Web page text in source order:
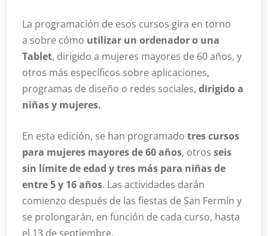
La programación de esos cursos gira en torno
a sobre cómo utilizar un ordenador o una
Tablet, dirigido a mujeres mayores de 60 años, y
otros más específicos sobre aplicaciones,
programas de diseño o redes sociales, dirigido a
niñas y mujeres.
En esta edición, se han programado tres cursos
para mujeres mayores de 60 años, otros seis
sin límite de edad y tres más para niñas de
entre 5 y 16 años. Las actividades darán
comienzo después de las fiestas de San Fermín y
se prolongarán, en función de cada curso, hasta
el 13 de septiembre.